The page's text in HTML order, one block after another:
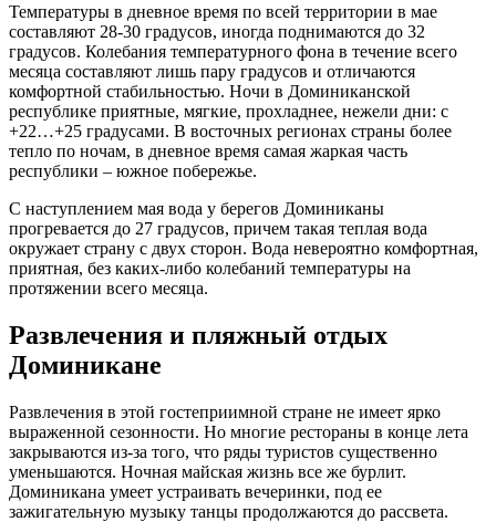
Температуры в дневное время по всей территории в мае
составляют 28-30 градусов, иногда поднимаются до 32
градусов. Колебания температурного фона в течение всего
месяца составляют лишь пару градусов и отличаются
комфортной стабильностью. Ночи в Доминиканской
республике приятные, мягкие, прохладнее, нежели дни: с
+22…+25 градусами. В восточных регионах страны более
тепло по ночам, в дневное время самая жаркая часть
республики – южное побережье.
С наступлением мая вода у берегов Доминиканы
прогревается до 27 градусов, причем такая теплая вода
окружает страну с двух сторон. Вода невероятно комфортная,
приятная, без каких-либо колебаний температуры на
протяжении всего месяца.
Развлечения и пляжный отдых
Доминикане
Развлечения в этой гостеприимной стране не имеет ярко
выраженной сезонности. Но многие рестораны в конце лета
закрываются из-за того, что ряды туристов существенно
уменьшаются. Ночная майская жизнь все же бурлит.
Доминикана умеет устраивать вечеринки, под ее
зажигательную музыку танцы продолжаются до рассвета.